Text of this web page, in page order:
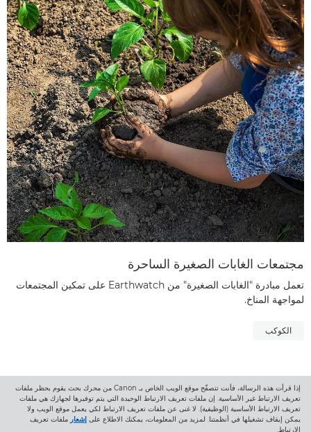
مجتمعات الغابات الصغيرة الساحرة
تعمل مبادرة "الغابات الصغيرة" من Earthwatch على تمكين المجتمعات
لمواجهة المناخ.
الكوكب
إذا قرأت هذه الرسالة، فأنت تتصفّح موقع الويب الخاص بـ Canon من محرك بحث يقوم بحظر ملفات
تعريف الارتباط غير الأساسية. إن ملفات تعريف الارتباط الوحيدة التي يتم توفيرها لجهازك هي ملفات
تعريف الارتباط الأساسية (الوظيفية). لا غنى عن ملفات تعريف الارتباط لكي يعمل موقع الويب ولا
يمكن إيقاف تشغيلها في أنظمتنا. لمزيد من المعلومات، يمكنك الاطلاع على إشعار ملفات تعريف
الارتباط.
العودة إلى أعلى الصفحة